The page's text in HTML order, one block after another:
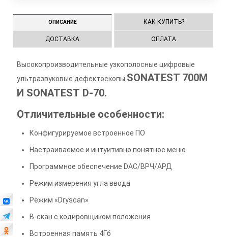
ОПИСАНИЕ КАК КУПИТЬ?
ДОСТАВКА ОПЛАТА
Высокопроизводительные узкополосные цифровые
ультразвуковые дефектоскопы SONATEST 700M
И SONATEST D-70.
Отличительные особенности:
Конфигурируемое встроенное ПО
Настраиваемое и интуитивно понятное меню
Программное обеспечение DAC/ВРЧ/АРД
Режим измерения угла ввода
Режим «Dryscan»
B-скан с кодировщиком положения
Встроенная память 4Гб